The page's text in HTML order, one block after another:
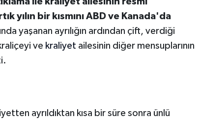
yılın bir kısmını ABD ve Kanada'da
yaşanan ayrılığın ardından çift, verdiği
ve kraliyet ailesinin diğer mensuplarının
ayrıldıktan kısa bir süre sonra ünlü